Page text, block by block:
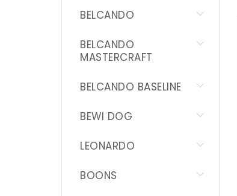
PROMOCIONES
BELCANDO
BELCANDO
MASTERCRAFT
BELCANDO BASELINE
BEWI DOG
LEONARDO
BOONS